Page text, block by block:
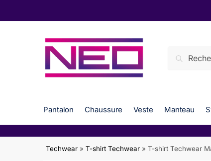
for:
Pantalon Chaussure Veste Manteau
Techwear »T-shirt Techwear »T-shirt Techwear